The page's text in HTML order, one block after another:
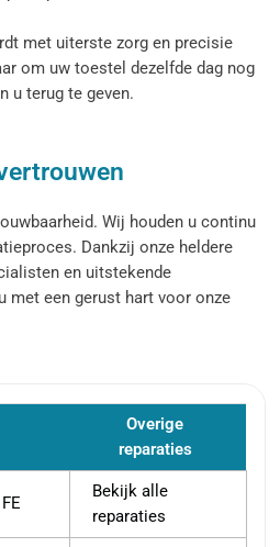
met uiterste zorg en precisie
om uw toestel dezelfde dag nog
u terug te geven.
Wij houden u continu
Dankzij onze heldere
en uitstekende
met een gerust hart voor onze
Overige
reparaties
Bekijk alle
reparaties